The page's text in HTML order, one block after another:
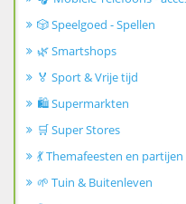
🎲 Speelgoed - Spellen
🌿 Smartshops
🏅 Sport & Vrije tijd
🛍️ Supermarkten
🛒 Super Stores
💃 Themafeesten en partijen
🌱 Tuin & Buitenleven